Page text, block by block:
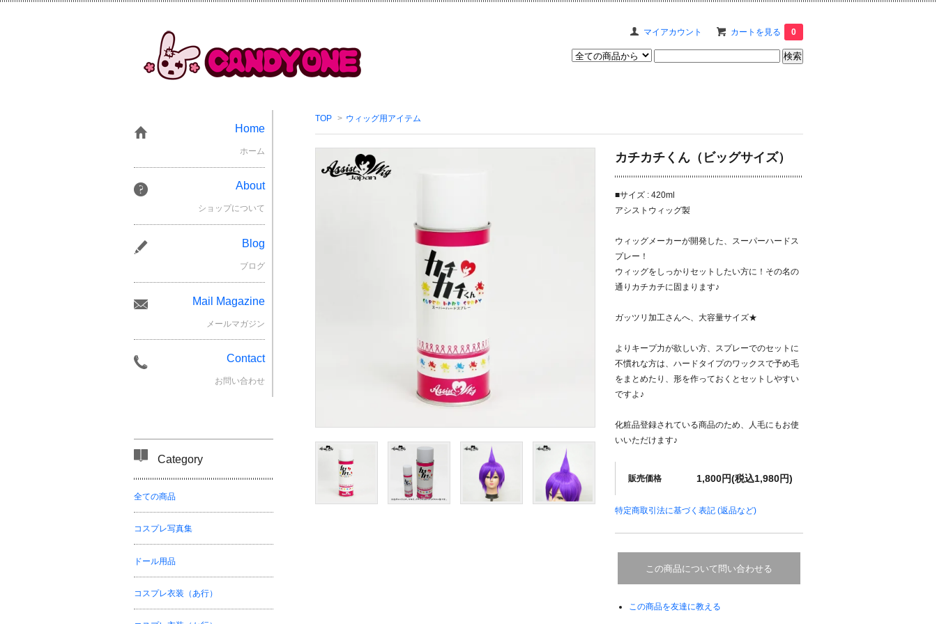
マイアカウント カートを見る 0
TOP > ウィッグ用アイテム
カチカチくん（ビッグサイズ）
■サイズ : 420ml
アシストウィッグ製
ウィッグメーカーが開発した、スーパーハードス
プレー！
ウィッグをしっかりセットしたい方に！その名の
通りカチカチに固まります♪
ガッツリ加工さんへ、大容量サイズ★
よりキープ力が欲しい方、スプレーでのセットに
不慣れな方は、ハードタイプのワックスで予め毛
をまとめたり、形を作っておくとセットしやすい
ですよ♪
化粧品登録されている商品のため、人毛にもお使
いいただけます♪
販売価格 1,800円(税込1,980円)
特定商取引法に基づく表記 (返品など)
この商品について問い合わせる
この商品を友達に教える
Home
ホーム
About
ショップについて
Blog
ブログ
Mail Magazine
メールマガジン
Contact
お問い合わせ
Category
全ての商品
コスプレ写真集
ドール用品
コスプレ衣装（あ行）